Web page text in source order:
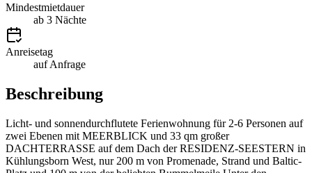
Mindestmietdauer
ab 3 Nächte
Anreisetag
auf Anfrage
Beschreibung
Licht- und sonnendurchflutete Ferienwohnung für 2-6 Personen auf
zwei Ebenen mit MEERBLICK und 33 qm großer
DACHTERRASSE auf dem Dach der RESIDENZ-SEESTERN in
Kühlungsborn West, nur 200 m von Promenade, Strand und Baltic-